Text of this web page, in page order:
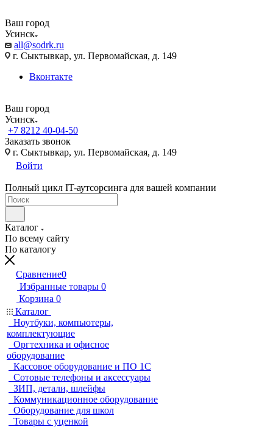
Ваш город
Усинск
all@sodrk.ru
г. Сыктывкар, ул. Первомайская, д. 149
Вконтакте
Ваш город
Усинск
+7 8212 40-04-50
Заказать звонок
г. Сыктывкар, ул. Первомайская, д. 149
Войти
Полный цикл IT-аутсорсинга для вашей компании
Каталог
По всему сайту
По каталогу
Сравнение0
Избранные товары 0
Корзина 0
Каталог
Ноутбуки, компьютеры,
комплектующие
Оргтехника и офисное
оборудование
Кассовое оборудование и ПО 1С
Сотовые телефоны и аксессуары
ЗИП, детали, шлейфы
Коммуникационное оборудование
Оборудование для школ
Товары с уценкой